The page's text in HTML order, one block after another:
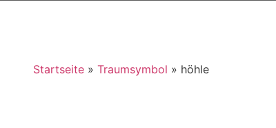
Startseite» Traumsymbol » höhle